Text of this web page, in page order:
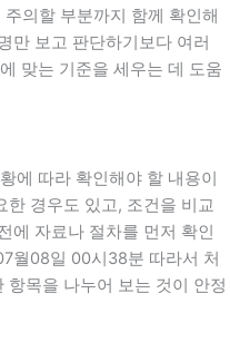
의할 부분까지 함께 확인해
만 보고 판단하기보다 여러
맞는 기준을 세우는 데 도움
에 따라 확인해야 할 내용이
한 경우도 있고, 조건을 비교
에 자료나 절차를 먼저 확인
월08일 00시38분 따라서 처
목을 나누어 보는 것이 안정